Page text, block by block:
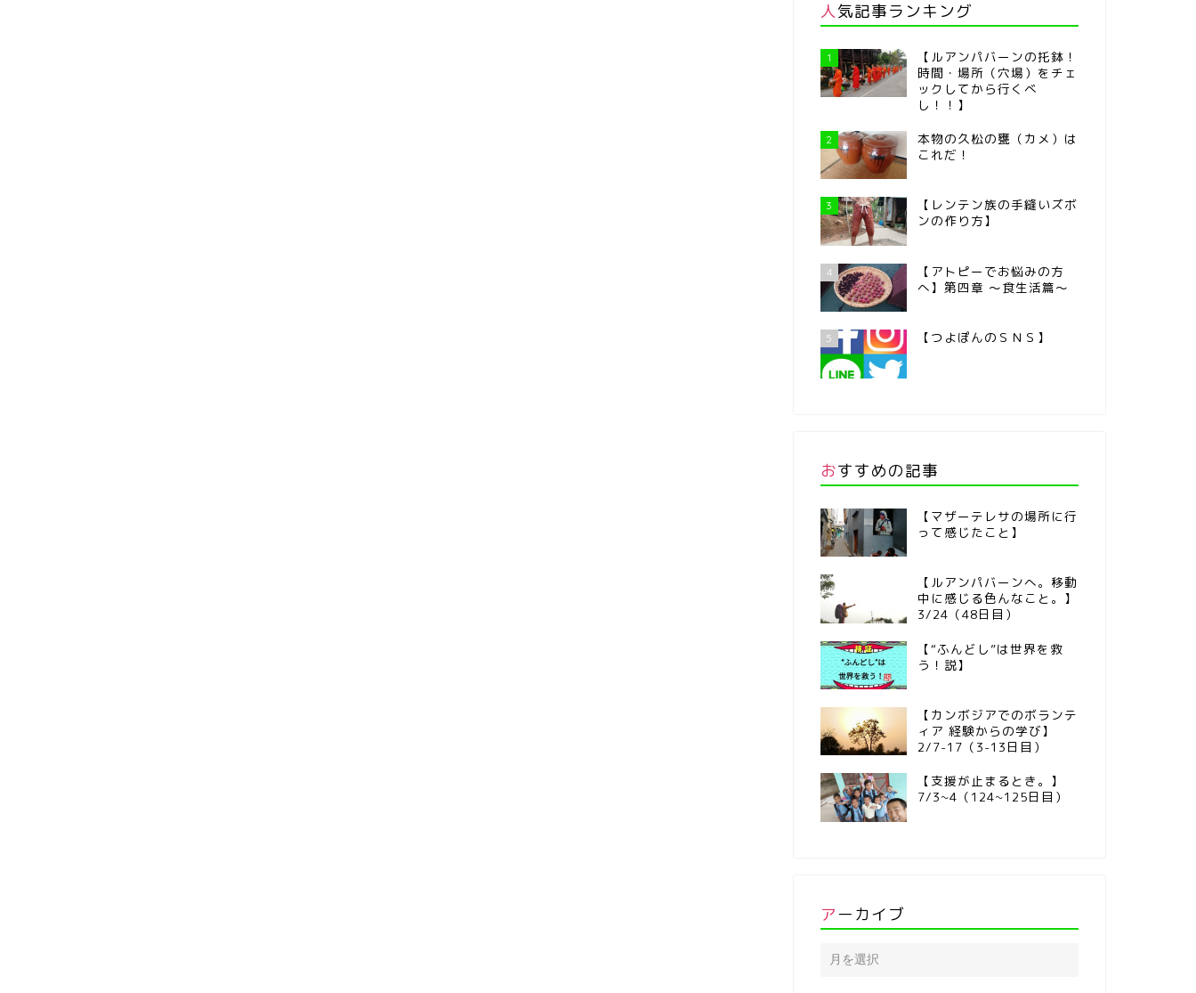
人気記事ランキング
1
【ルアンパバーンの托鉢！
時間・場所（穴場）をチェ
ックしてから行くべ
し！！】
2
本物の久松の甕（カメ）は
これだ！
3
【レンテン族の手縫いズボ
ンの作り方】
4
【アトピーでお悩みの方
へ】第四章 ～食生活篇～
5 【つよぽんのＳＮＳ】
おすすめの記事
【マザーテレサの場所に行
って感じたこと】
【ルアンパバーンへ。移動
中に感じる色んなこと。】
3/24（48日目）
【“ふんどし”は世界を救
う！説】
【カンボジアでのボランテ
ィア 経験からの学び】
2/7-17（3-13日目）
【支援が止まるとき。】
7/3~4（124~125日目）
アーカイブ